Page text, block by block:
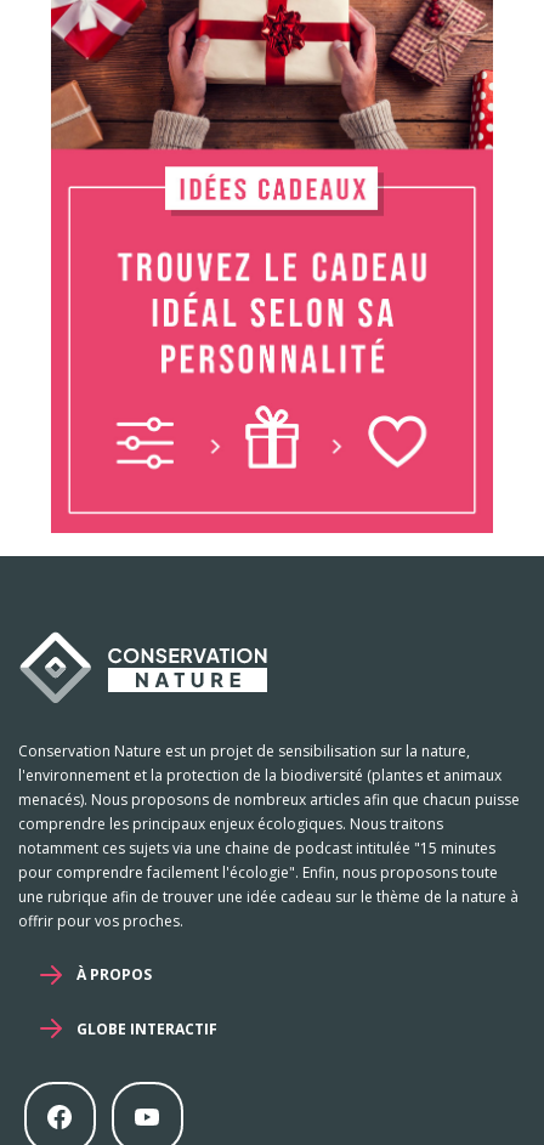
Conservation Nature est un projet de sensibilisation sur la nature,
l'environnement et la protection de la biodiversité (plantes et animaux
menacés). Nous proposons de nombreux articles afin que chacun puisse
comprendre les principaux enjeux écologiques. Nous traitons
notamment ces sujets via une chaine de podcast intitulée "15 minutes
pour comprendre facilement l'écologie". Enfin, nous proposons toute
une rubrique afin de trouver une idée cadeau sur le thème de la nature à
offrir pour vos proches.
À PROPOS
GLOBE INTERACTIF